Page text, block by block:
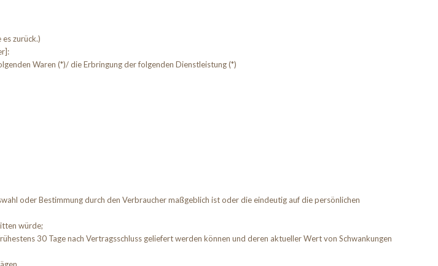
zurück.)
Waren (*)/ die Erbringung der folgenden Dienstleistung (*)
oder Bestimmung durch den Verbraucher maßgeblich ist oder die eindeutig auf die persönlichen
würde;
30 Tage nach Vertragsschluss geliefert werden können und deren aktueller Wert von Schwankungen